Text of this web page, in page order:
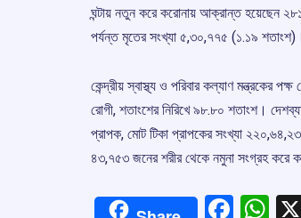
ঘন্টায় নতুন করে করোনায় আক্রান্ত হয়েছেন
পর্যন্ত মৃতের সংখ্যা ৫,৩০,৭৭৫ (১.১৯
কেন্দ্রীয় স্বাস্থ্য ও পরিবার কল্যাণ
রোগী, শতাংশের নিরিখে ৯৮.৮০ শতাংশ।
প্রাপক, মোট টিকা প্রাপকের সংখ্যা
৪৩,৭৫৩ জনের শরীর থেকে নমুনা সংগ্রহ করে